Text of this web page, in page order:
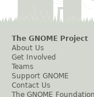
The GNOME Project
About Us
Get Involved
Teams
Support GNOME
Contact Us
The GNOME Foundation